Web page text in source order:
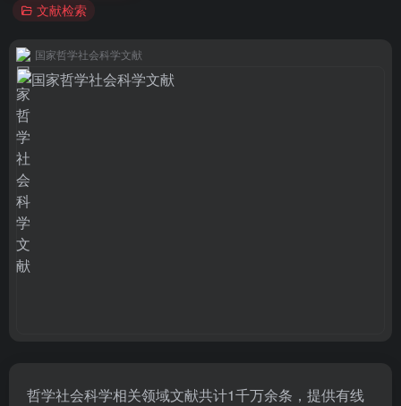
文献检索
国家哲学社会科学文献
哲学社会科学相关领域文献共计1千万余条，提供有线